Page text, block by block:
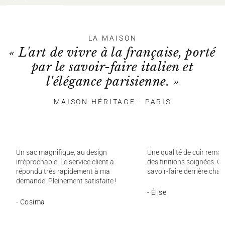
LA MAISON
« L'art de vivre à la française, porté
par le savoir-faire italien et
l'élégance parisienne. »
MAISON HÉRITAGE - PARIS
Un sac magnifique, au design
irréprochable. Le service client a
répondu très rapidement à ma
demande. Pleinement satisfaite !
- Cosima
Une qualité de cuir
des finitions soignées.
savoir-faire derrière
- Élise